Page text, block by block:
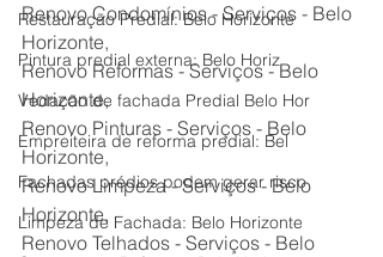
Restauração Predial: Belo Horizonte
Pintura predial externa: Belo Horiz
Vedação de fachada Predial Belo Hor
Empreiteira de reforma predial: Bel
Fachadas prédios podem gerar risco
Limpeza de Fachada: Belo Horizonte
Renovo Condomínios - Serviços - Belo
Horizonte,
Renovo Reformas - Serviços - Belo
Horizonte,
Renovo Pinturas - Serviços - Belo
Horizonte,
Renovo Limpeza - Serviços - Belo
Horizonte,
Renovo Telhados - Serviços - Belo